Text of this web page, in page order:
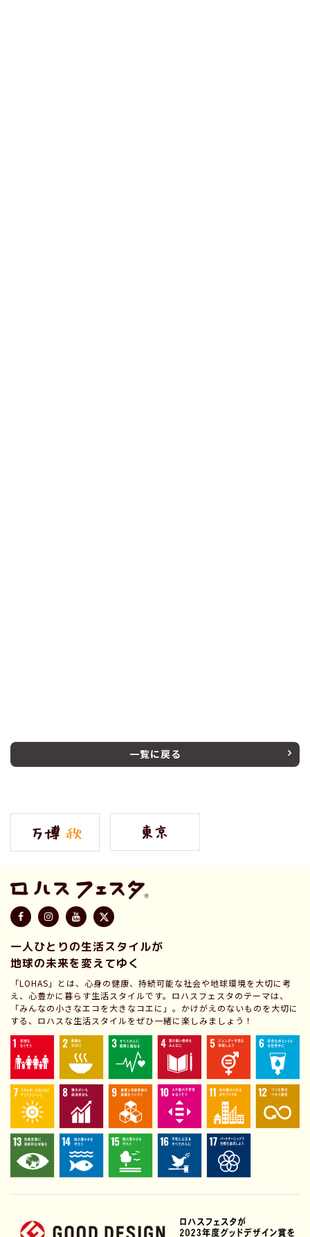
一覧に戻る
一人ひとりの生活スタイルが
地球の未来を変えてゆく
「LOHAS」とは、心身の健康、持続可能な社会や地球環境を大切に考
え、心豊かに暮らす生活スタイルです。ロハスフェスタのテーマは、
「みんなの小さなエコを大きなコエに」。かけがえのないものを大切に
する、ロハスな生活スタイルをぜひ一緒に楽しみましょう！